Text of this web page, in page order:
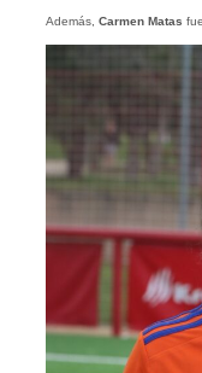
Además, Carmen Matas